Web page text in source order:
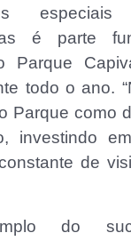
é parte
Parque
todo o ano.
Parque como
investindo
de
do